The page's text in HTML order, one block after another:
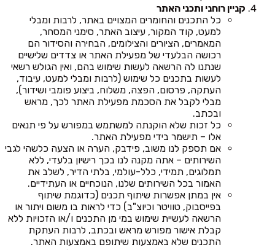
קניין רוחני ותכני האתר
כל התכנים והחומרים המצויים באתר, לרבות ומבלי
למעט, קוד המקור, עיצוב האתר, סימני המסחר,
המאמרים, הציורים והצילומים, הבחירה והסידור הם
רכושה הבלעדי של מפעילת האתר או צדדים שלישיים
שנתנו לה הרשאה לעשות שימוש בהם, ואין הגולש רשאי
לעשות בתכנים כל שימוש (לרבות ומבלי למעט, עיבוד,
העתקה, פרסום, הפצה, משלוח, ביצוע פומבי ושידור),
מבלי לקבל את הסכמת מפעילת האתר לכך, מראש
ובכתב.
כל זכות שלא הוקנתה למשתמש במפורש על פי תנאים
אלו – תישמר בידי מפעילת האתר.
אם תספק לנו משוב, פידבק, הערה או הצעה כלשהי לגבי
השירותים – אתה מקנה לנו בכך רישיון בלעדי, ללא
תמלוגים, תמידי, כלל-עולמי, בלתי הדיר, לשלב את
האמור בכל השירותים שלנו, הנוכחיים או העתידיים.
אין במתן אפשרות שיתוף תכנים (כדוגמת שיתוף
בפייסבוק, טוויטר וכיוצ"ב) כדי לראות בו משום ויתור או
הרשאה לעשיית שימוש במי מן התכנים ו/או הזכויות ללא
קבלת אישור מפורש מראש ובכתב, לרבות העתקת
התכנים שלא באמצעות שיתופם באמצעות האתר.